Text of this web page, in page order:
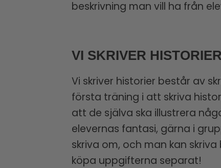
beskrivning man vill ha från
VI SKRIVER HISTORIER
Vi skriver historier består av
första träning i att skriva
att de själva ska illustrera
elevernas fantasi, gärna i
skriva om, och man kan
köpa uppgifterna separat!